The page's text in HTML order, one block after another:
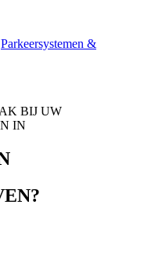
Parkeersystemen &
BIJ UW
IN